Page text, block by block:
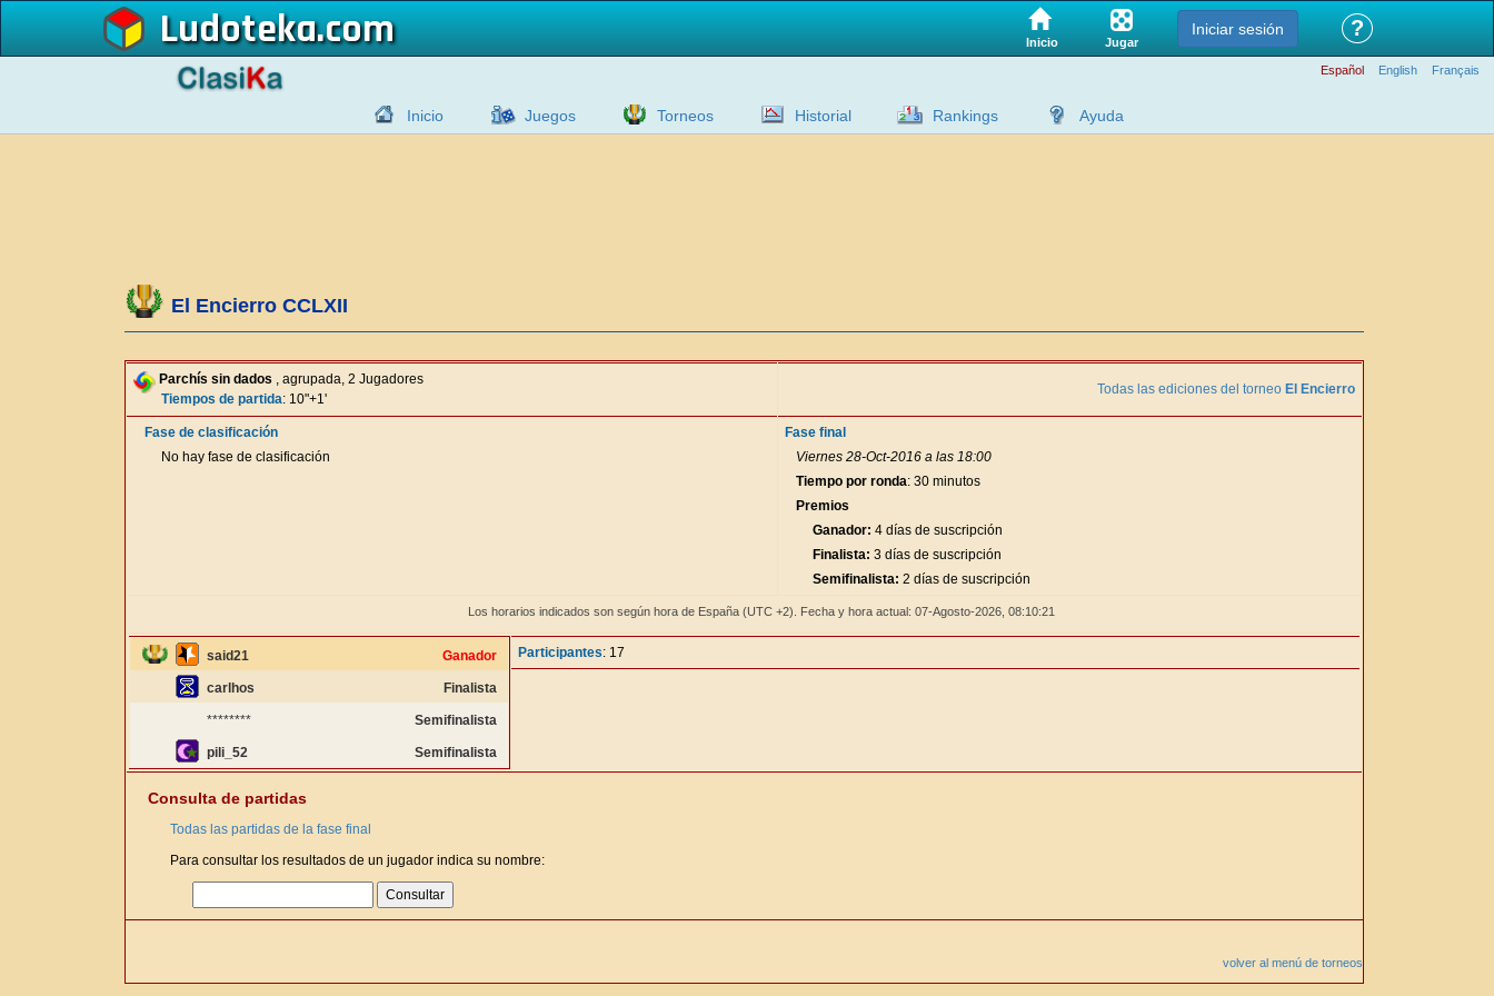
Ludoteka Inicio Jugar
Iniciar sesión ?
Español English Français
Inicio Juegos Torneos Historial Rankings Ayuda
El Encierro CCLXII
Parchís sin dados , agrupada, 2 Jugadores
Tiempos de partida: 10"+1'
Todas las ediciones del torneo El Encierro
Fase de clasificación
No hay fase de clasificación
Fase final
Viernes 28-Oct-2016 a las 18:00
Tiempo por ronda: 30 minutos
Premios
Ganador: 4 días de suscripción
Finalista: 3 días de suscripción
Semifinalista: 2 días de suscripción
Los horarios indicados son según hora de España (UTC +2). Fecha y hora actual: 07-Agosto-2026, 08:10:21
said21 Ganador
carlhos Finalista
******** Semifinalista
pili_52 Semifinalista
Participantes: 17
Consulta de partidas
Todas las partidas de la fase final
Para consultar los resultados de un jugador indica su nombre:
volver al menú de torneos